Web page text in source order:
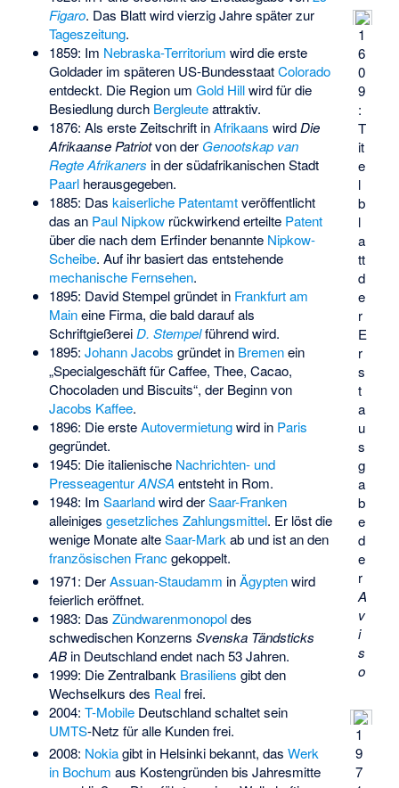
1
6
0
9
:
T
it
e
l
b
l
a
tt
d
e
r
E
r
s
t
a
u
s
g
a
b
e
d
e
r
A
v
i
s
o
Figaro. Das Blatt wird vierzig Jahre später zur
Tageszeitung.
1859: Im Nebraska-Territorium wird die erste
Goldader im späteren US-BundesstaatColorado
entdeckt. Die Region um Gold Hillwird für die
Besiedlung durch Bergleuteattraktiv.
1876: Als erste Zeitschrift inAfrikaans wirdDie
Afrikaanse Patriotvon der Genootskap van
Regte Afrikaners in der südafrikanischen Stadt
Paarlherausgegeben.
1885: Das kaiserliche Patentamtveröffentlicht
das an Paul Nipkowrückwirkend erteilte Patent
über die nach dem Erfinder benannte Nipkow-
Scheibe. Auf ihr basiert das entstehende
mechanische Fernsehen.
1895: David Stempel gründet in Frankfurt am
Maineine Firma, die bald darauf als
SchriftgießereiD. Stempelführend wird.
1895: Johann Jacobs gründet in Bremenein
„Specialgeschäft für Caffee, Thee, Cacao,
Chocoladen und Biscuits“, der Beginn von
Jacobs Kaffee.
1896: Die ersteAutovermietungwird in Paris
gegründet.
1945: Die italienische Nachrichten- und
Presseagentur ANSA entsteht in Rom.
1948: Im Saarlandwird derSaar-Franken
alleiniges gesetzliches Zahlungsmittel. Er löst die
wenige Monate alteSaar-Mark ab und ist an den
französischen Francgekoppelt.
1
9
7
1971: DerAssuan-Staudamm inÄgyptenwird
feierlich eröffnet.
1983: Das Zündwarenmonopoldes
schwedischen Konzerns Svenska Tändsticks
ABin Deutschland endet nach 53 Jahren.
1999: Die Zentralbank Brasiliens gibt den
Wechselkurs des Realfrei.
2004: T-MobileDeutschland schaltet sein
UMTS-Netz für alle Kunden frei.
2008: Nokiagibt in Helsinki bekannt, das Werk
in Bochum aus Kostengründen bis Jahresmitte